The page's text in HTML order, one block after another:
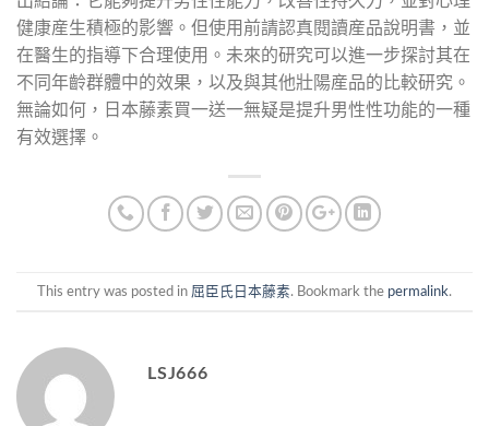
健康産生積極的影響。但使用前請認真閱讀産品說明書，並
在醫生的指導下合理使用。未來的研究可以進一步探討其在
不同年齡群體中的效果，以及與其他壯陽産品的比較研究。
無論如何，日本藤素買一送一無疑是提升男性性功能的一種
有效選擇。
This entry was posted in 屈臣氏日本藤素. Bookmark the permalink.
LSJ666